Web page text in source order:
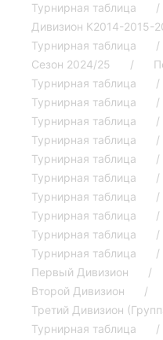
Турнирная таблица
Дивизион К2014-2015-
Турнирная таблица
Сезон 2024/25
Турнирная таблица
Турнирная таблица
Турнирная таблица
Турнирная таблица
Турнирная таблица
Турнирная таблица
Турнирная таблица
Турнирная таблица
Турнирная таблица
Турнирная таблица
Первый Дивизион
Второй Дивизион
Третий Дивизион
Турнирная таблица